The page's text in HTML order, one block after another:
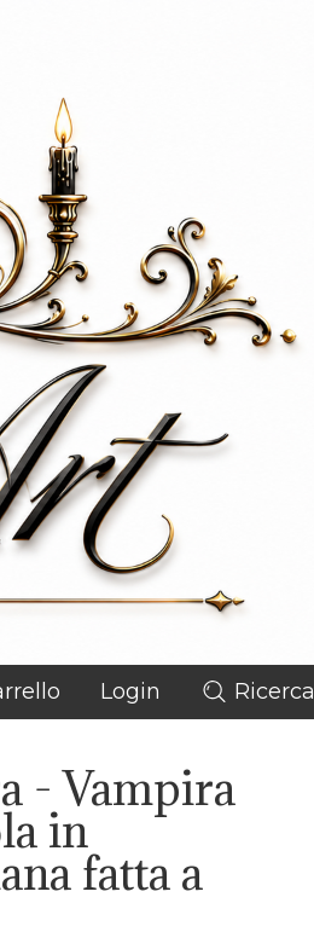
Login Ricerca
- Vampira
in
fatta a